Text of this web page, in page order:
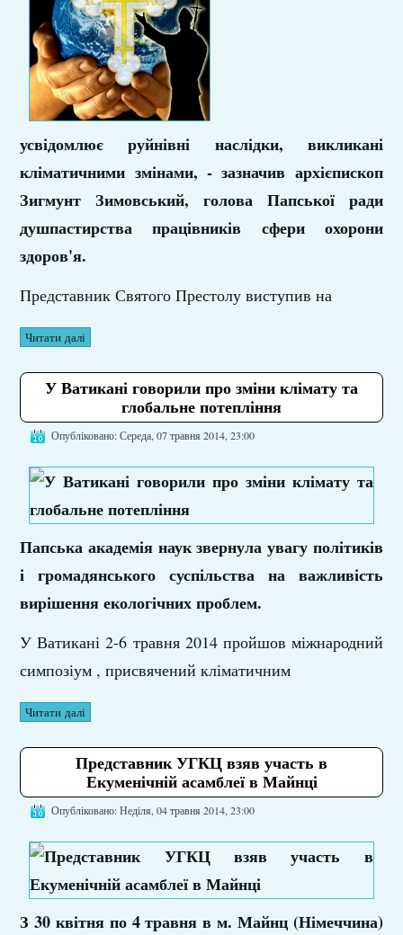
усвідомлює руйнівні наслідки, викликані
кліматичними змінами, - зазначив архієпископ
Зигмунт Зимовський, голова Папської ради
душпастирства працівників сфери охорони
здоров'я.
Представник Святого Престолу виступив на
Читати далі
У Ватикані говорили про зміни клімату та
глобальне потепління
Опубліковано: Середа, 07 травня 2014, 23:00
Папська академія наук звернула увагу політиків
і громадянського суспільства на важливість
вирішення екологічних проблем.
У Ватикані 2-6 травня 2014 пройшов міжнародний
симпозіум , присвячений кліматичним
Читати далі
Представник УГКЦ взяв участь в
Екуменічній асамблеї в Майнці
Опубліковано: Неділя, 04 травня 2014, 23:00
З 30 квітня по 4 травня в м. Майнц (Німеччина)